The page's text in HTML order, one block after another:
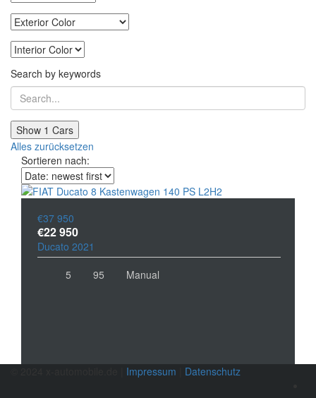
Search by keywords
Show 1 Cars
Alles zurücksetzen
Sortieren nach:
€37 950
€22 950
Ducato 2021
5
95 Manual
Impressum Datenschutz